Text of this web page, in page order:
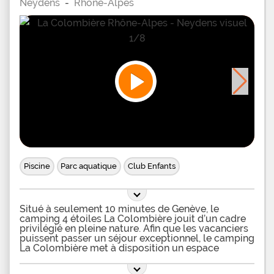
Neydens - Rhône-Alpes
Piscine Parc aquatique Club Enfants
Situé à seulement 10 minutes de Genève, le
camping 4 étoiles La Colombière jouit d’un cadre
privilégié en pleine nature. Afin que les vacanciers
puissent passer un séjour exceptionnel, le camping
La Colombière met à disposition un espace
grands à passer des heures entières de baignade,